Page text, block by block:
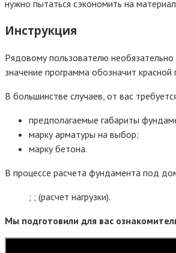
нужно пытаться сэкономить на
Инструкция
Рядовому пользователю
значение программа обозначит красной
В большинстве случаев, от вас
предполагаемые габариты
марку арматуры на выбор;
марку бетона.
В процессе расчета фундамента под
; ; (расчет нагрузки).
Мы подготовили для вас